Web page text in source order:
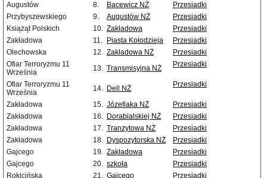
Augustów
8. Bacewicz NŻ
Przesiadki
Przybyszewskiego
9. Augustów NŻ
Przesiadki
Książąt Polskich
10. Zakładowa
Przesiadki
Zakładowa
11. Piasta Kołodzieja
Przesiadki
Olechowska
12. Zakładowa NŻ
Przesiadki
Ofiar Terroryzmu 11
Września
13. Transmisyjna NŻ Przesiadki
Ofiar Terroryzmu 11
Września
14. Dell NŻ Przesiadki
Zakładowa 15. Józefiaka NŻ
Przesiadki
Zakładowa
16. Dorabialskiej NŻ
Przesiadki
Zakładowa
17. Tranzytowa NŻ
Przesiadki
Zakładowa
18. Dyspozytorska NŻ
Przesiadki
Gajcego
19. Zakładowa
Przesiadki
Gajcego
20. szkoła
Przesiadki
Rokicińska
21. Gajcego Przesiadki